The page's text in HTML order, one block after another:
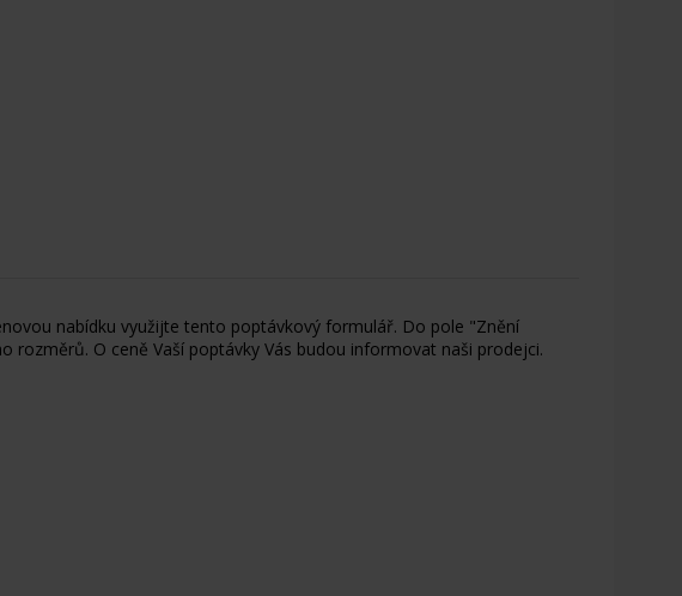
nabídku využijte tento poptávkový formulář. Do pole "Znění
O ceně Vaší poptávky Vás budou informovat naši prodejci.